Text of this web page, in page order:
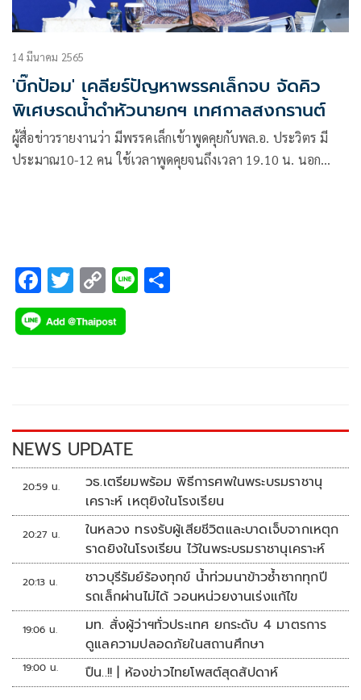
14 มีนาคม 2565
'บิ๊กป้อม' เคลียร์ปัญหาพรรคเล็กจบ จัดคิว
พิเศษรดน้ำดำหัวนายกฯ เทศกาลสงกรานต์
ผู้สื่อข่าวรายงานว่า มีพรรคเล็กเข้าพูดคุยกับพล.อ. ประวิตร มี
ประมาณ10-12 คน ใช้เวลาพูดคุยจนถึงเวลา 19.10 น. นอก
F
ac
e
k
T
wi
tt
C
o
p
k
Li
NEWS UPDATE
20:59 น.
วธ.เตรียมพร้อม พิธีการศพในพระบรมราชานุ
เคราะห์ เหตุยิงในโรงเรียน
20:27 น.
ในหลวง ทรงรับผู้เสียชีวิตและบาดเจ็บจากเหตุก
ราดยิงในโรงเรียน ไว้ในพระบรมราชานุเคราะห์
20:13 น.
ชาวบุรีรัมย์ร้องทุกข์ น้ำท่วมนาข้าวซ้ำซากทุกปี
รถเล็กผ่านไม่ได้ วอนหน่วยงานเร่งแก้ไข
19:06 น.
มท. สั่งผู้ว่าฯทั่วประเทศ ยกระดับ 4 มาตรการ
ดูแลความปลอดภัยในสถานศึกษา
19:00 น. ปืน..!! | ห้องข่าวไทยโพสต์สุดสัปดาห์